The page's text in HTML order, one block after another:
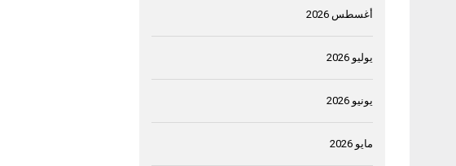
أغسطس 2026
يوليو 2026
يونيو 2026
مايو 2026